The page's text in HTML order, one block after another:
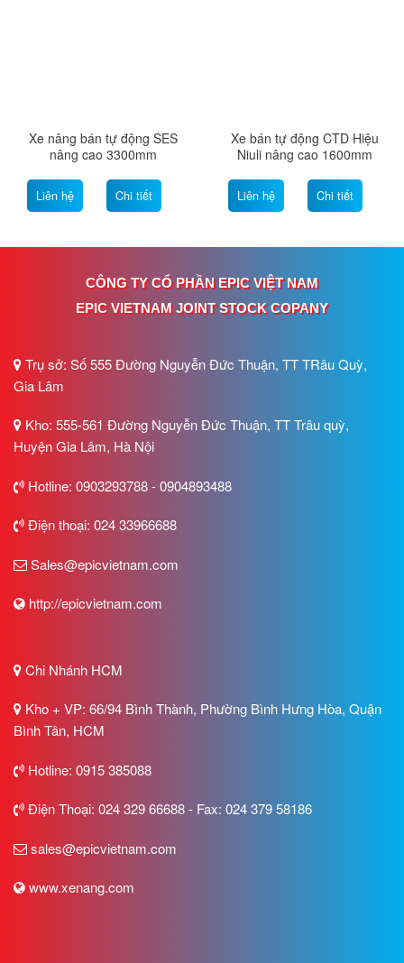
Xe nâng bán tự động SES
nâng cao 3300mm
Liên hệ Chi tiết
Xe bán tự động CTD Hiệu
Niuli nâng cao 1600mm
Liên hệ Chi tiết
CÔNG TY CỔ PHẦN EPIC VIỆT NAM
EPIC VIETNAM JOINT STOCK COPANY
Trụ sở: Số 555 Đường Nguyễn Đức Thuận, TT TRâu Quỳ,
Gia Lâm
Kho: 555-561 Đường Nguyễn Đức Thuận, TT Trâu quỳ,
Huyện Gia Lâm, Hà Nội
Hotline: 0903293788 - 0904893488
Điện thoại: 024 33966688
Sales@epicvietnam.com
http://epicvietnam.com
Chi Nhánh HCM
Kho + VP: 66/94 Bình Thành, Phường Bình Hưng Hòa, Quận
Bình Tân, HCM
Hotline: 0915 385088
Điện Thoại: 024 329 66688 - Fax: 024 379 58186
sales@epicvietnam.com
www.xenang.com